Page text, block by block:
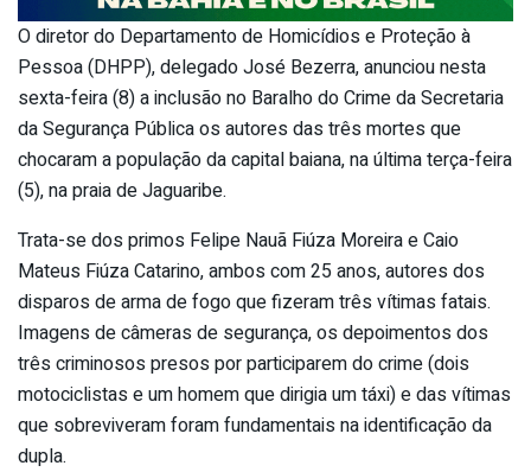
O diretor do Departamento de Homicídios e Proteção à
Pessoa (DHPP), delegado José Bezerra, anunciou nesta
sexta-feira (8) a inclusão no Baralho do Crime da Secretaria
da Segurança Pública os autores das três mortes que
chocaram a população da capital baiana, na última terça-feira
(5), na praia de Jaguaribe.
Trata-se dos primos Felipe Nauã Fiúza Moreira e Caio
Mateus Fiúza Catarino, ambos com 25 anos, autores dos
disparos de arma de fogo que fizeram três vítimas fatais.
Imagens de câmeras de segurança, os depoimentos dos
três criminosos presos por participarem do crime (dois
motociclistas e um homem que dirigia um táxi) e das vítimas
que sobreviveram foram fundamentais na identificação da
dupla.